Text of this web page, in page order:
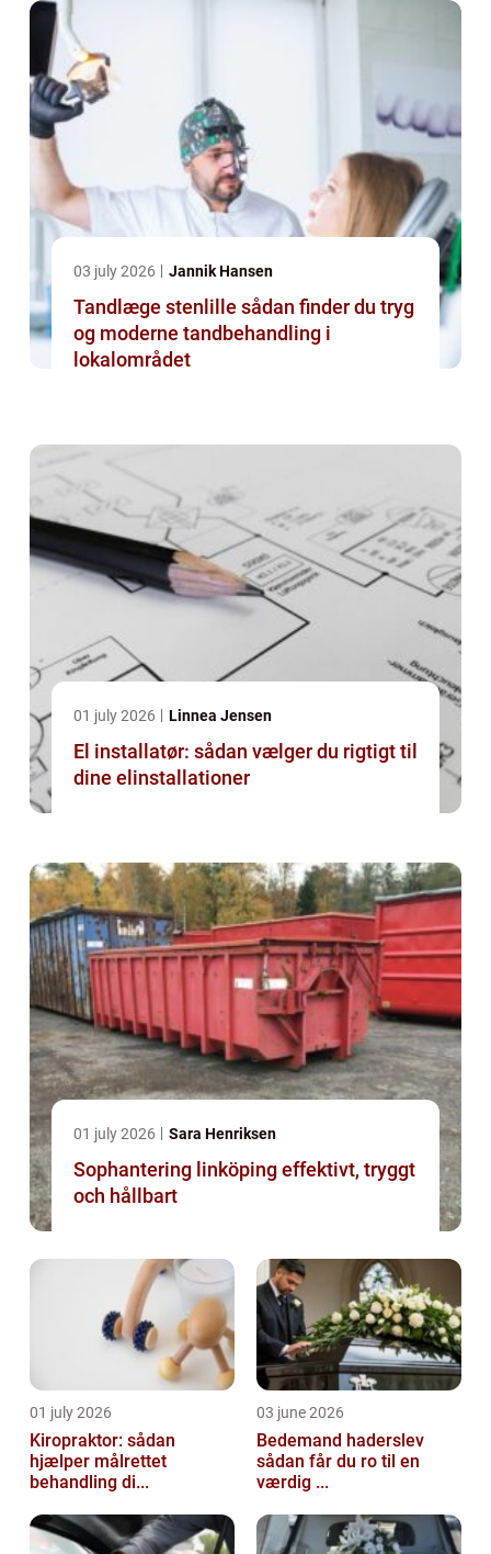
03 july 2026 Jannik Hansen
Tandlæge stenlille sådan finder du tryg
og moderne tandbehandling i
lokalområdet
01 july 2026 Linnea Jensen
El installatør: sådan vælger du rigtigt til
dine elinstallationer
01 july 2026 Sara Henriksen
Sophantering linköping effektivt, tryggt
och hållbart
01 july 2026
Kiropraktor: sådan
hjælper målrettet
behandling di...
03 june 2026
Bedemand haderslev
sådan får du ro til en
værdig ...